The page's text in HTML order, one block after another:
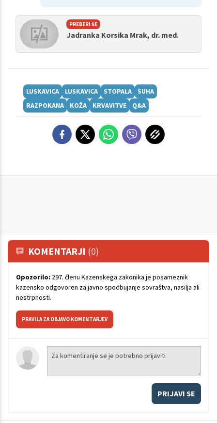
PREBERI ŠE
Jadranka Korsika Mrak, dr. med.
LUSKAVICA LUSKAVICA STOPALA
SUHA
RAZPOKANA
KOŽA KRVAVITVE Q&A
KOMENTARJI (0)
Opozorilo: 297. členu Kazenskega zakonika je posameznik
kazensko odgovoren za javno spodbujanje sovraštva, nasilja ali
nestrpnosti.
PRAVILA ZA OBJAVO KOMENTARJEV
PRIJAVI SE